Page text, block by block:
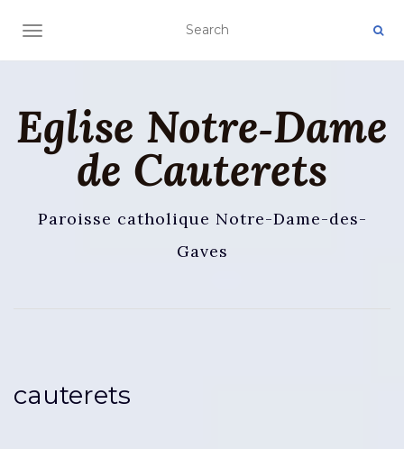
AFFICHER/MASQUER LA NAVIGATION
Eglise Notre‑Dame
de Cauterets
Paroisse catholique Notre-Dame-des-
Gaves
cauterets